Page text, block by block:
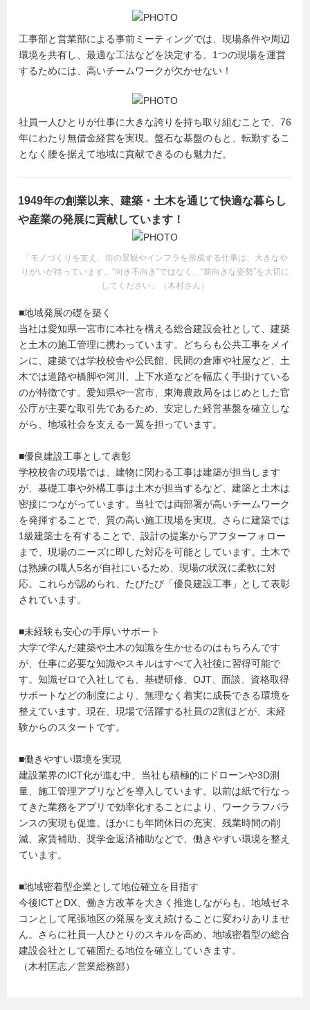
工事部と営業部による事前ミーティングでは、現場条件や周辺
環境を共有し、最適な工法などを決定する。1つの現場を運営
するためには、高いチームワークが欠かせない！
社員一人ひとりが仕事に大きな誇りを持ち取り組むことで、76
年にわたり無借金経営を実現。盤石な基盤のもと、転勤するこ
となく腰を据えて地域に貢献できるのも魅力だ。
1949年の創業以来、建築・土木を通じて快適な暮らし
や産業の発展に貢献しています！
「モノづくりを支え、街の景観やインフラを形成する仕事は、大きなや
りがいが待っています。“向き不向き”ではなく、“前向きな姿勢”を大切に
してください」（木村さん）
■地域発展の礎を築く
当社は愛知県一宮市に本社を構える総合建設会社として、建築
と土木の施工管理に携わっています。どちらも公共工事をメイ
ンに、建築では学校校舎や公民館、民間の倉庫や社屋など、土
木では道路や橋脚や河川、上下水道などを幅広く手掛けている
のが特徴です。愛知県や一宮市、東海農政局をはじめとした官
公庁が主要な取引先であるため、安定した経営基盤を確立しな
がら、地域社会を支える一翼を担っています。
■優良建設工事として表彰
学校校舎の現場では、建物に関わる工事は建築が担当します
が、基礎工事や外構工事は土木が担当するなど、建築と土木は
密接につながっています。当社では両部署が高いチームワーク
を発揮することで、質の高い施工現場を実現。さらに建築では
1級建築士を有することで、設計の提案からアフターフォロー
まで、現場のニーズに即した対応を可能としています。土木で
は熟練の職人5名が自社にいるため、現場の状況に柔軟に対
応。これらが認められ、たびたび「優良建設工事」として表彰
されています。
■未経験も安心の手厚いサポート
大学で学んだ建築や土木の知識を生かせるのはもちろんです
が、仕事に必要な知識やスキルはすべて入社後に習得可能で
す。知識ゼロで入社しても、基礎研修、OJT、面談、資格取得
サポートなどの制度により、無理なく着実に成長できる環境を
整えています。現在、現場で活躍する社員の2割ほどが、未経
験からのスタートです。
■働きやすい環境を実現
建設業界のICT化が進む中、当社も積極的にドローンや3D測
量、施工管理アプリなどを導入しています。以前は紙で行なっ
てきた業務をアプリで効率化することにより、ワークラフバラ
ンスの実現も促進。ほかにも年間休日の充実、残業時間の削
減、家賃補助、奨学金返済補助などで、働きやすい環境を整え
ています。
■地域密着型企業として地位確立を目指す
今後ICTとDX、働き方改革を大きく推進しながらも、地域ゼネ
コンとして尾張地区の発展を支え続けることに変わりありませ
ん。さらに社員一人ひとりのスキルを高め、地域密着型の総合
建設会社として確固たる地位を確立していきます。
（木村匡志／営業総務部）